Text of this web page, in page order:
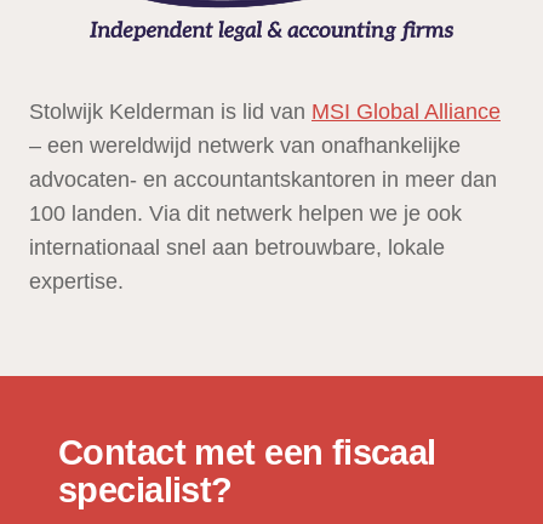
Stolwijk Kelderman is lid van MSI Global Alliance
– een wereldwijd netwerk van onafhankelijke
advocaten- en accountantskantoren in meer dan
100 landen. Via dit netwerk helpen we je ook
internationaal snel aan betrouwbare, lokale
expertise.
Contact met een fiscaal
specialist?